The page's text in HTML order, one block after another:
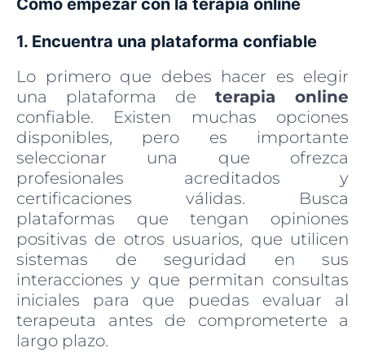
Cómo empezar con la terapia online
1. Encuentra una plataforma confiable
Lo primero que debes hacer es elegir
una plataforma de terapia online
confiable. Existen muchas opciones
disponibles, pero es importante
seleccionar una que ofrezca
profesionales acreditados y
certificaciones válidas. Busca
plataformas que tengan opiniones
positivas de otros usuarios, que utilicen
sistemas de seguridad en sus
interacciones y que permitan consultas
iniciales para que puedas evaluar al
terapeuta antes de comprometerte a
largo plazo.